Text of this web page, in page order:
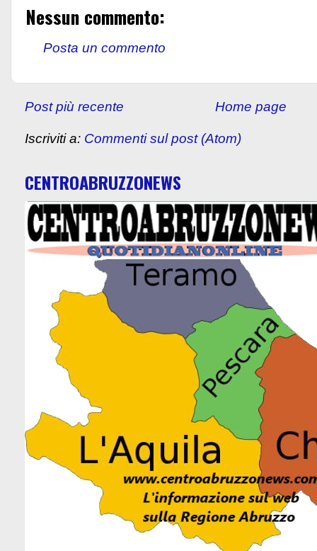
Nessun commento:
Posta un commento
Post più recente Home page
Iscriviti a: Commenti sul post (Atom)
CENTROABRUZZONEWS